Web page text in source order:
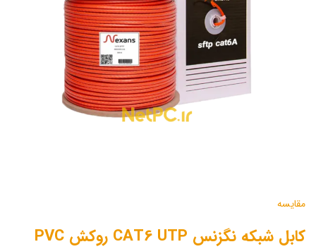
مقایسه
کابل شبکه نگزنس CAT6 UTP روکش PVC